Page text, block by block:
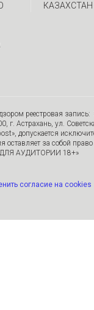
КАЗАХСТАН
реестровая
Астрахань, ул.
допускается
за собой
АУДИТОРИИ 18+»
согласие на cookies